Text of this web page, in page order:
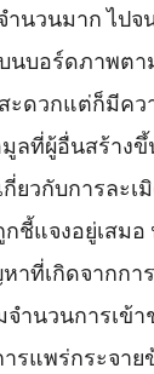
นวนมาก ไปจ
นบอร์ดภาพต
ะดวกแต่ก็มีคว
ลที่ผู้อื่นสร้าง
ยวกับการละเ
ชี้แจงอยู่เสมอ
าที่เกิดจากกา
จำนวนการเข้
รแพร่กระจา